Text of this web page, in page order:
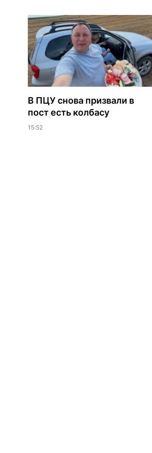
В ПЦУ снова призвали в
пост есть колбасу
15:52